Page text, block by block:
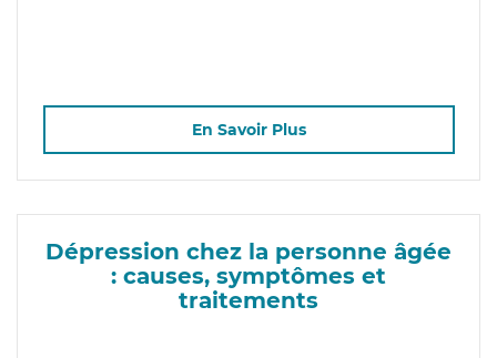
En Savoir Plus
Dépression chez la personne âgée
: causes, symptômes et
traitements